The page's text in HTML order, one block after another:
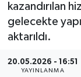
kazandırılan
gelecekte
aktarıldı.
20.05.2026 - 16:51
YAYINLANMA
Resmi